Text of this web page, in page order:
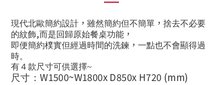
現代北歐簡約設計 ， 雖然簡約但不簡單 ， 捨去不必要
的紋飾,而是回歸原始餐桌功能 ，
即便簡約樸實但經過時間的洗鍊 ， 一點也不會顯得過
時。
有４款尺寸可供選擇~
尺寸：W1500~W1800x D850x H720 (mm)